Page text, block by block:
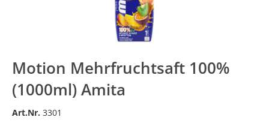
Motion Mehrfruchtsaft 100%
(1000ml) Amita
Art.Nr. 3301